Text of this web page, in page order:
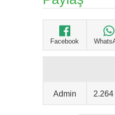
Facebook
Admin